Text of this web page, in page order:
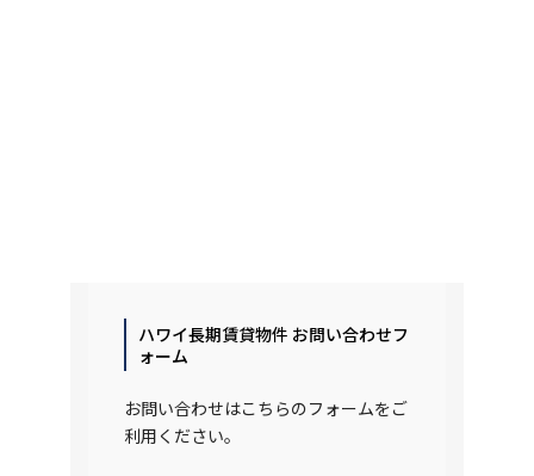
ハワイ長期賃貸物件 お問い合わせフ
ォーム
お問い合わせはこちらのフォームをご
利用ください。